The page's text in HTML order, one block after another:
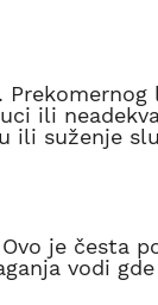
ili
ili suženje
je česta
vodi